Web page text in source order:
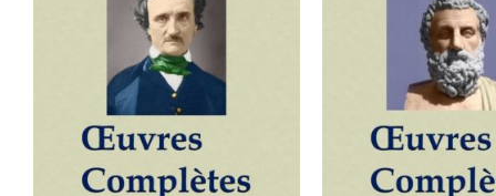
AJOUTER AU PANIER
DÉTAILS
AJOUTER AU
DÉTAILS